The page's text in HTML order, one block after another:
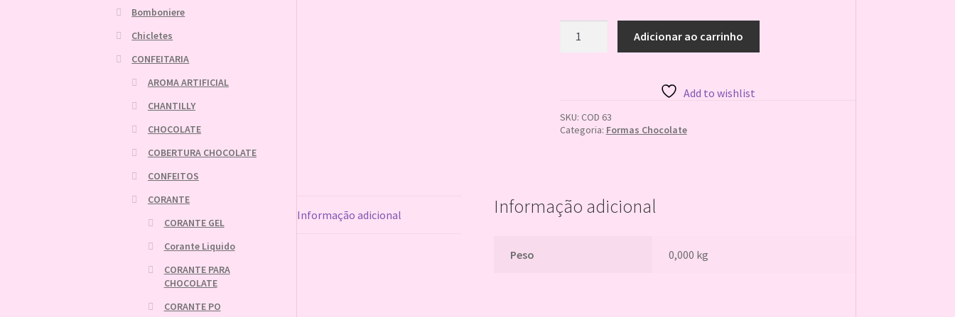
BABY
Adicionar ao carrinho
Add to wishlist
SKU: COD 63
Categoria: Formas Chocolate
Informação adicional Informação adicional
Peso 0,000 kg
Bomboniere
Chicletes
CONFEITARIA
AROMA ARTIFICIAL
CHANTILLY
CHOCOLATE
COBERTURA CHOCOLATE
CONFEITOS
CORANTE
CORANTE GEL
Corante Liquido
CORANTE PARA
CHOCOLATE
CORANTE PO